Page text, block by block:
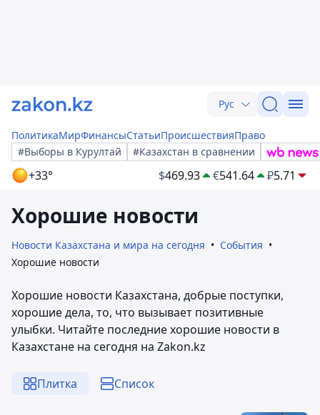
Рус
ПолитикаМирФинансыСтатьиПроисшествияПраво
#Выборы в Курултай
#Казахстан в сравнении
+33° $469.93 €541.64 ₽5.71
Хорошие новости
Новости Казахстана и мира на сегодня
События
Хорошие новости
Хорошие новости Казахстана, добрые поступки,
хорошие дела, то, что вызывает позитивные
улыбки. Читайте последние хорошие новости в
Казахстане на сегодня на Zakon.kz
Плитка Список